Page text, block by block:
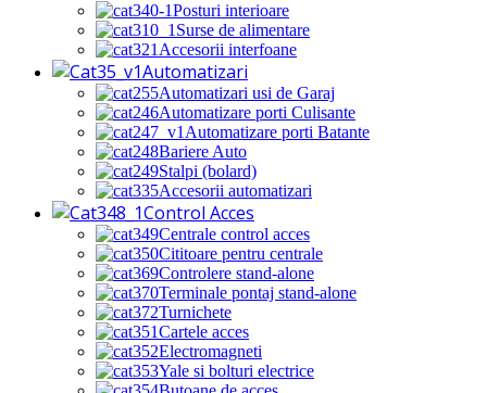
Posturi interioare
Surse de alimentare
Accesorii interfoane
Automatizari
Automatizari usi de Garaj
Automatizare porti Culisante
Automatizare porti Batante
Bariere Auto
Stalpi (bolard)
Accesorii automatizari
Control Acces
Centrale control acces
Cititoare pentru centrale
Controlere stand-alone
Terminale pontaj stand-alone
Turnichete
Cartele acces
Electromagneti
Yale si bolturi electrice